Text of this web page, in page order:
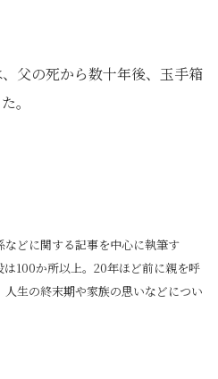
父の死から数十年後、玉手箱
。
どに関する記事を中心に執筆す
は100か所以上。20年ほど前に親を呼
生の終末期や家族の思いなどについ